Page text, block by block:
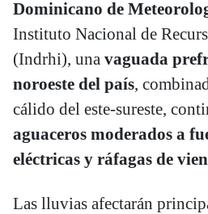
Dominicano de
Instituto Nacional de
(Indrhi), una vaguada
noroeste del país,
cálido del este-sureste,
aguaceros moderados a
eléctricas y ráfagas de
Las lluvias afectarán